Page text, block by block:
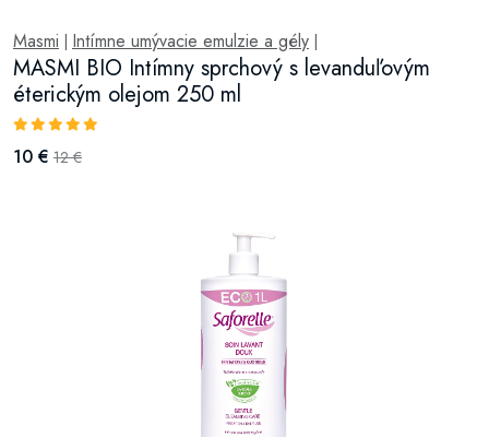
Masmi Intímne umývacie emulzie a gély
MASMI BIO Intímny sprchový s levanduľovým
éterickým olejom 250 ml
10 € 12 €